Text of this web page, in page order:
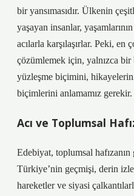
bir yansımasıdır. Ülkenin
yaşayan insanlar,
acılarla karşılaşırlar. Peki,
çözümlemek için, yalnızca
yüzleşme biçimini,
biçimlerini anlamamız gerekir.
Acı ve Toplumsal
Edebiyat, toplumsal hafızanın
Türkiye’nin geçmişi, derin
hareketler ve siyasi